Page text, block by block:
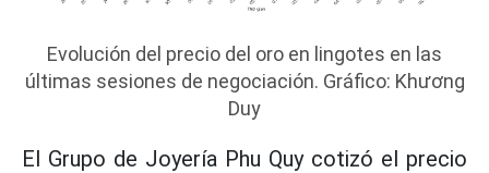
Evolución del precio del oro en lingotes en las
últimas sesiones de negociación. Gráfico: Khương
Duy
El Grupo de Joyería Phu Quy cotizó el precio